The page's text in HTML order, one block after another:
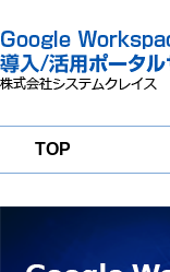
TOP